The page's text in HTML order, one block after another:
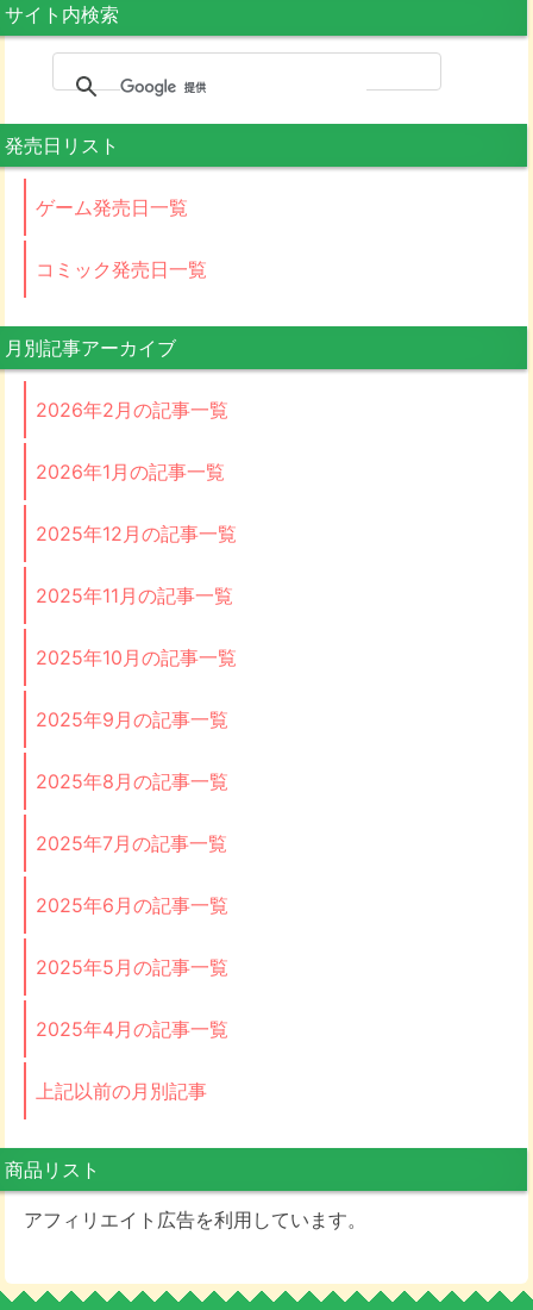
サイト内検索
発売日リスト
ゲーム発売日一覧
コミック発売日一覧
月別記事アーカイブ
2026年2月の記事一覧
2026年1月の記事一覧
2025年12月の記事一覧
2025年11月の記事一覧
2025年10月の記事一覧
2025年9月の記事一覧
2025年8月の記事一覧
2025年7月の記事一覧
2025年6月の記事一覧
2025年5月の記事一覧
2025年4月の記事一覧
上記以前の月別記事
商品リスト
アフィリエイト広告を利用しています。